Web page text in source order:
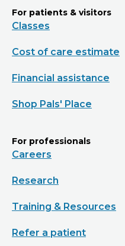
For patients & visitors
Classes
Cost of care estimate
Financial assistance
Shop Pals' Place
For professionals
Careers
Research
Training & Resources
Refer a patient